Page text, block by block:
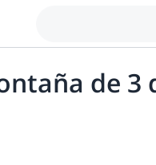
de 3